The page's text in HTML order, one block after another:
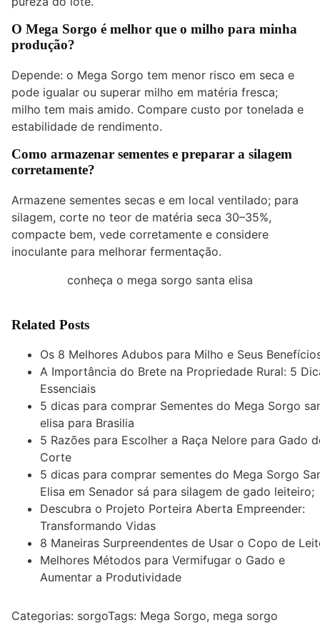
O Mega Sorgo é melhor que o milho para minha
produção?
Depende: o Mega Sorgo tem menor risco em seca e
pode igualar ou superar milho em matéria fresca;
milho tem mais amido. Compare custo por tonelada e
estabilidade de rendimento.
Como armazenar sementes e preparar a silagem
corretamente?
Armazene sementes secas e em local ventilado; para
silagem, corte no teor de matéria seca 30–35%,
compacte bem, vede corretamente e considere
inoculante para melhorar fermentação.
conheça o mega sorgo santa elisa
Related Posts
Os 8 Melhores Adubos para Milho e Seus
A Importância do Brete na Propriedade Rural: 5
Essenciais
5 dicas para comprar Sementes do Mega Sorgo
elisa para Brasilia
5 Razões para Escolher a Raça Nelore para Gado
Corte
5 dicas para comprar sementes do Mega Sorgo
Elisa em Senador sá para silagem de gado leiteiro;
Descubra o Projeto Porteira Aberta Empreender:
Transformando Vidas
8 Maneiras Surpreendentes de Usar o Copo de
Melhores Métodos para Vermifugar o Gado e
Aumentar a Produtividade
Categorias: sorgoTags: Mega Sorgo, mega sorgo